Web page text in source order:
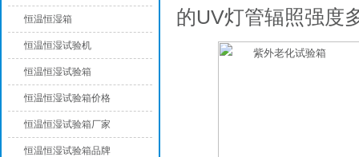
的UV灯管辐照强度
恒温恒湿箱
恒温恒湿试验机
恒温恒湿试验箱
恒温恒湿试验箱价格
恒温恒湿试验箱厂家
恒温恒湿试验箱品牌